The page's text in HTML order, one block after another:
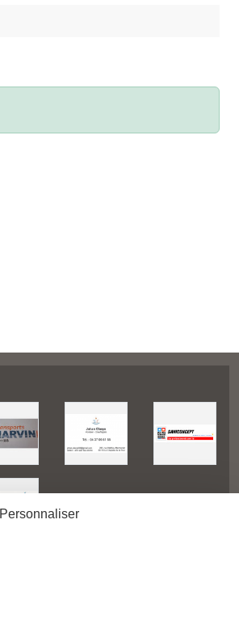
Personnaliser